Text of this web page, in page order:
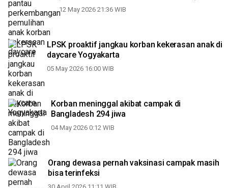
12 May 2026 21:36 WIB
LPSK proaktif jangkau korban kekerasan anak di
daycare Yogyakarta
05 May 2026 16:00 WIB
Korban meninggal akibat campak di
Bangladesh 294 jiwa
04 May 2026 0:12 WIB
Orang dewasa pernah vaksinasi campak masih
bisa terinfeksi